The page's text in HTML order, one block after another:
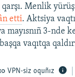
Menlik
etti. Aktsiya
mayısnıñ 3-nde
vaqıtqa
VPN-siz oquñız